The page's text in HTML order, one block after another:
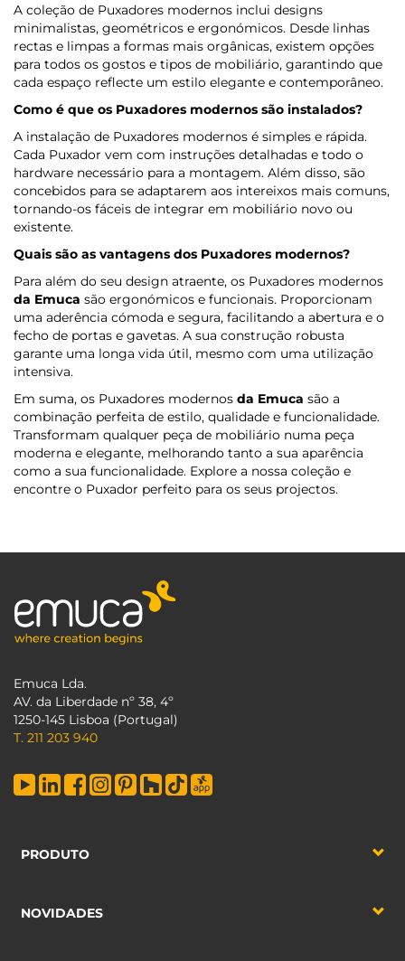
A coleção de Puxadores modernos inclui designs
minimalistas, geométricos e ergonómicos. Desde linhas
rectas e limpas a formas mais orgânicas, existem opções
para todos os gostos e tipos de mobiliário, garantindo que
cada espaço reflecte um estilo elegante e contemporâneo.
Como é que os Puxadores modernos são instalados?
A instalação de Puxadores modernos é simples e rápida.
Cada Puxador vem com instruções detalhadas e todo o
hardware necessário para a montagem. Além disso, são
concebidos para se adaptarem aos intereixos mais comuns,
tornando-os fáceis de integrar em mobiliário novo ou
existente.
Quais são as vantagens dos Puxadores modernos?
Para além do seu design atraente, os Puxadores modernos
da Emuca são ergonómicos e funcionais. Proporcionam
uma aderência cómoda e segura, facilitando a abertura e o
fecho de portas e gavetas. A sua construção robusta
garante uma longa vida útil, mesmo com uma utilização
intensiva.
Em suma, os Puxadores modernos da Emuca são a
combinação perfeita de estilo, qualidade e funcionalidade.
Transformam qualquer peça de mobiliário numa peça
moderna e elegante, melhorando tanto a sua aparência
como a sua funcionalidade. Explore a nossa coleção e
encontre o Puxador perfeito para os seus projectos.
Emuca Lda.
AV. da Liberdade nº 38, 4º
1250-145 Lisboa (Portugal)
T. 211 203 940
PRODUTO
NOVIDADES